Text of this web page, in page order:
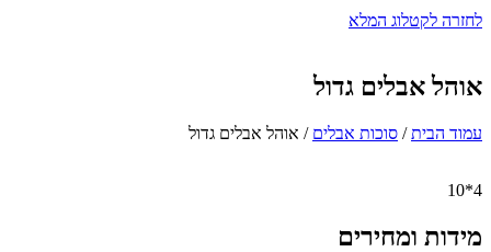
לחזרה לקטלוג המלא
אוהל אבלים גדול
עמוד הבית/ סוכות אבלים / אוהל אבלים גדול
4*10
מידות ומחירים